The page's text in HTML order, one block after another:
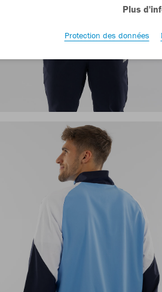
Plus
Protection des données